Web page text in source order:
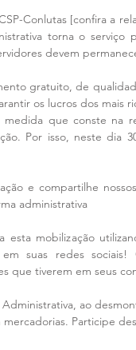
Conlutas [confira a
torna o
devem
gratuito, de
os lucros dos mais
medida que conste na
Por isso, neste dia
e compartilhe
administrativa
esta mobilização
em suas redes sociais!
que tiverem em seus
Administrativa, ao
Participe